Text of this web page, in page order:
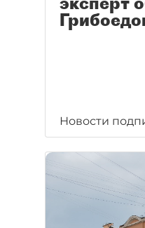
Новости